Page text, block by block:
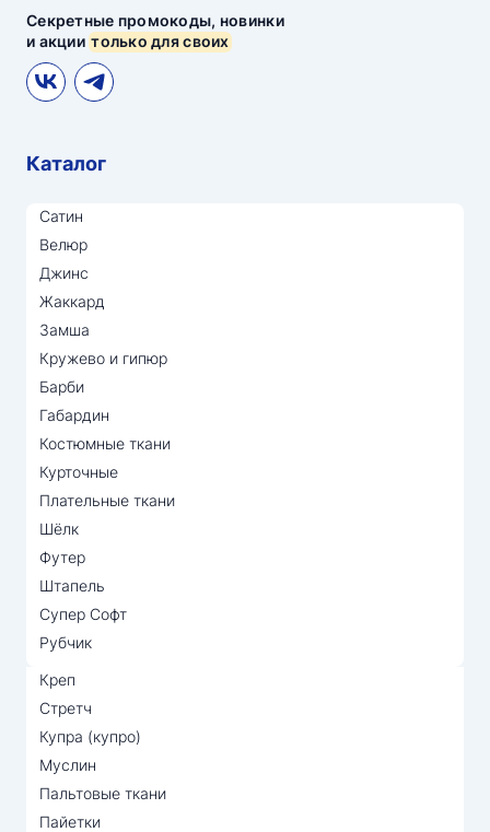
Секретные промокоды, новинки
и акциитолько для своих
Каталог
Сатин
Велюр
Джинс
Жаккард
Замша
Кружево и гипюр
Барби
Габардин
Костюмные ткани
Курточные
Плательные ткани
Шёлк
Футер
Штапель
Супер Софт
Рубчик
Креп
Стретч
Купра (купро)
Муслин
Пальтовые ткани
Пайетки